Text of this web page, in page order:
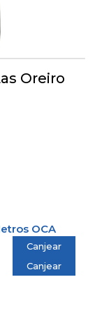
Oreiro
OCA
Canjear
Canjear